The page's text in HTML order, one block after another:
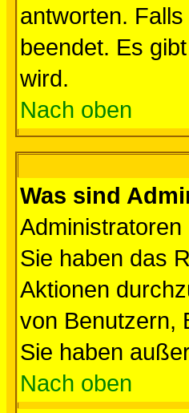
antworten.
beendet. Es
wird.
Nach oben
Was sind
Sie haben das
Aktionen
von Benutzern,
Sie haben
Nach oben